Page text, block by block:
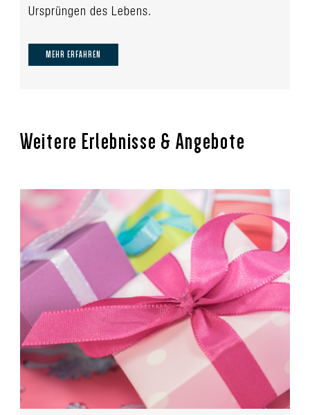
Ursprüngen des Lebens.
MEHR ERFAHREN
Weitere Erlebnisse & Angebote